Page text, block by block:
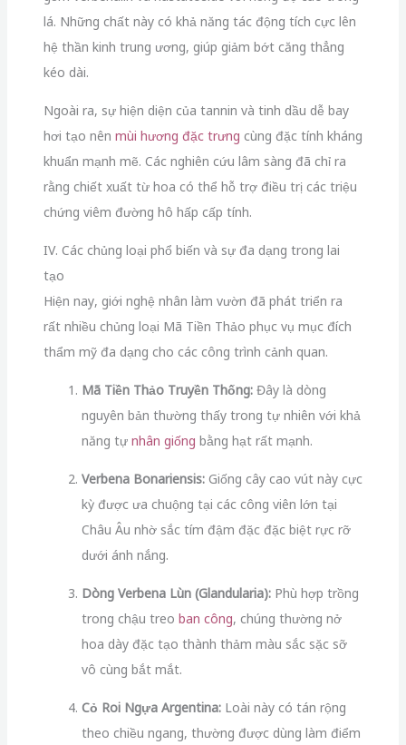
lá. Những chất này có khả năng tác động tích cực lên
hệ thần kinh trung ương, giúp giảm bớt căng thẳng
kéo dài.
Ngoài ra, sự hiện diện của tannin và tinh dầu dễ bay
hơi tạo nên mùi hương đặc trưng cùng đặc tính kháng
khuẩn mạnh mẽ. Các nghiên cứu lâm sàng đã chỉ ra
rằng chiết xuất từ hoa có thể hỗ trợ điều trị các triệu
chứng viêm đường hô hấp cấp tính.
IV. Các chủng loại phổ biến và sự đa dạng trong lai
tạo
Hiện nay, giới nghệ nhân làm vườn đã phát triển ra
rất nhiều chủng loại Mã Tiền Thảo phục vụ mục đích
thẩm mỹ đa dạng cho các công trình cảnh quan.
Mã Tiền Thảo Truyền Thống:Đây là dòng
nguyên bản thường thấy trong tự nhiên với khả
năng tự nhân giống bằng hạt rất mạnh.
Verbena Bonariensis:Giống cây cao vút này cực
kỳ được ưa chuộng tại các công viên lớn tại
Châu Âu nhờ sắc tím đậm đặc đặc biệt rực rỡ
dưới ánh nắng.
Dòng Verbena Lùn (Glandularia):Phù hợp trồng
trong chậu treo ban công, chúng thường nở
hoa dày đặc tạo thành thảm màu sắc sặc sỡ
vô cùng bắt mắt.
Cỏ Roi Ngựa Argentina:Loài này có tán rộng
theo chiều ngang, thường được dùng làm điểm